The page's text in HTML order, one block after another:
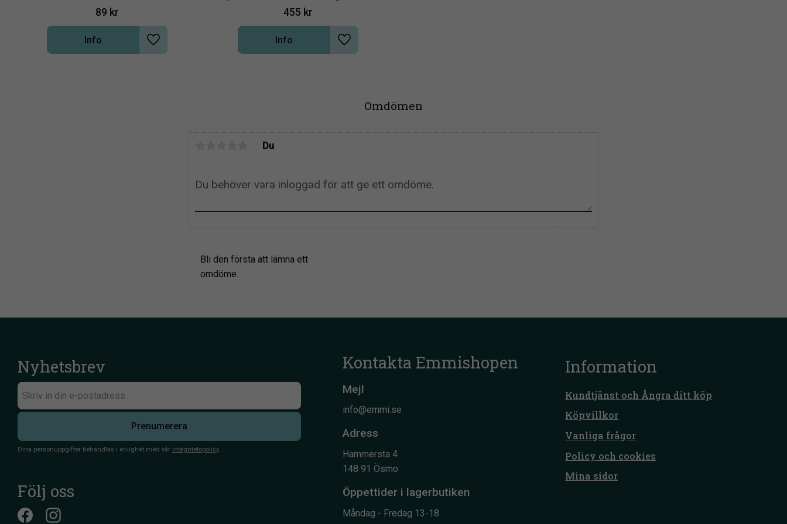
Omdömen
Du
Bli den första att lämna ett
omdöme.
89 kr
Lägg till i önskelista
Info
455 kr
Lägg till i önskelista
Info
Nyhetsbrev
Prenumerera
Dina personuppgifter behandlas i enlighet med vår integritetspolicy.
Kontakta Emmishopen
Mejl
info@emmi.se
Adress
Hammersta 4
148 91 Ösmo
Öppettider i lagerbutiken
Måndag - Fredag 13-18
Följ oss
Information
Kundtjänst och Ångra ditt köp
Köpvillkor
Vanliga frågor
Policy och cookies
Mina sidor